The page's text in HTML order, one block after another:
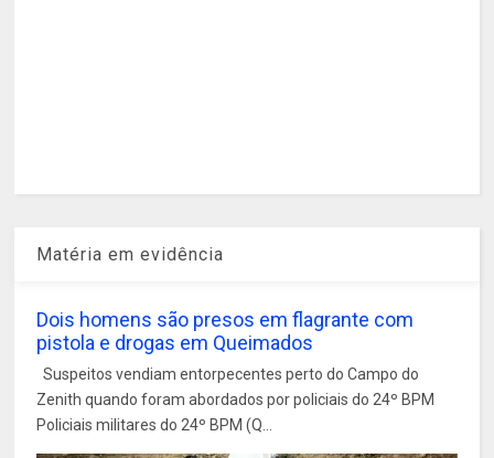
Matéria em evidência
Dois homens são presos em flagrante com
pistola e drogas em Queimados
Suspeitos vendiam entorpecentes perto do Campo do
Zenith quando foram abordados por policiais do 24º BPM
Policiais militares do 24º BPM (Q...